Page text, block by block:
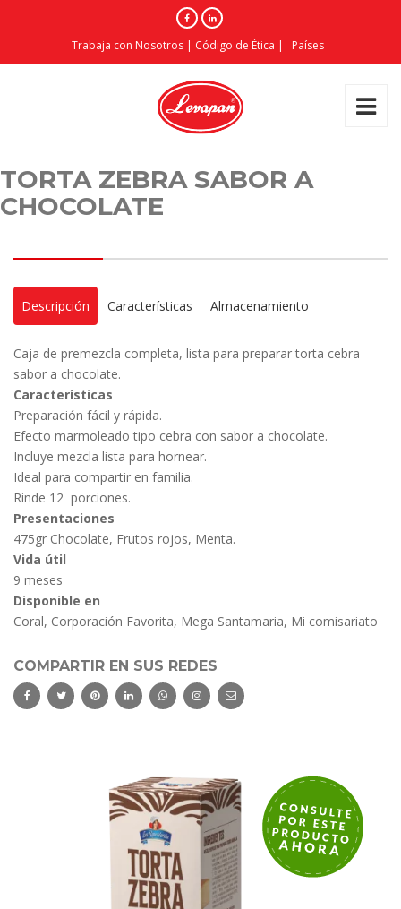
Trabaja con Nosotros | Código de Ética | Países
TORTA ZEBRA SABOR A
CHOCOLATE
Descripción Características Almacenamiento
Caja de premezcla completa, lista para preparar torta cebra
sabor a chocolate.
Características
Preparación fácil y rápida.
Efecto marmoleado tipo cebra con sabor a chocolate.
Incluye mezcla lista para hornear.
Ideal para compartir en familia.
Rinde 12 porciones.
Presentaciones
475gr Chocolate, Frutos rojos, Menta.
Vida útil
9 meses
Disponible en
Coral, Corporación Favorita, Mega Santamaria, Mi comisariato
COMPARTIR EN SUS REDES